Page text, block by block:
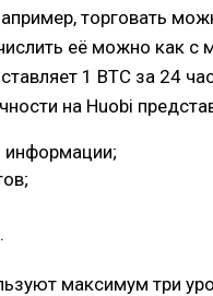
торговать
её можно как
1 ВТС за 24
на Huobi
информации;
максимум три